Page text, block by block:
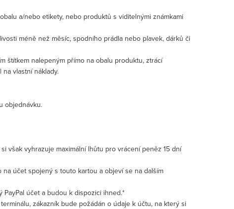
a/nebo etikety, nebo produktů s viditelnými známkami
méně než měsíc, spodního prádla nebo plavek, dárků či
štítkem nalepeným přímo na obalu produktu, ztrácí
vlastní náklady.
objednávku.
však vyhrazuje maximální lhůtu pro vrácení peněz 15 dní
účet spojený s touto kartou a objeví se na dalším
účet a budou k dispozici ihned.*
zákazník bude požádán o údaje k účtu, na který si